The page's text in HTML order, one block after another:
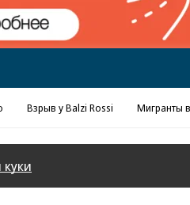
Взрыв у Balzi Rossi Мигранты